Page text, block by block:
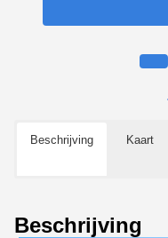
Beschrijving Kaart
Beschrijving